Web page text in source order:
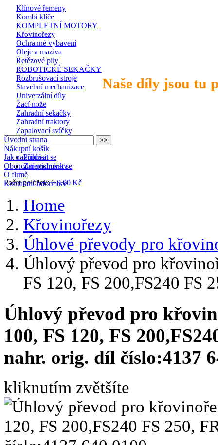
Naše díly jsou tu
Klínové řemeny
Kombi klíče
KOMPLETNÍ MOTORY
Křovinořezy
Ochranné vybavení
Oleje a maziva
Řetězové pily
ROBOTICKÉ SEKAČKY
Rozbrušovací stroje
Stavební mechanizace
Univerzální díly
Žací nože
Zahradní sekačky
Zahradní traktory
Zapalovací svíčky
Přihlásit se
Zaregistrovat se
Počet položek: 0 0,00 Kč
Úvodní strana
Nákupní košík
Jak nakupovat
Obchodní podmínky
O firmě
Kontaktní informace
Home
Křovinořezy
Úhlové převody pro
Úhlový převod pro
FS 120, FS 200,FS240 FS
Úhlový převod pro
100, FS 120, FS
nahr. orig. díl číslo:4137
kliknutím zvětšíte